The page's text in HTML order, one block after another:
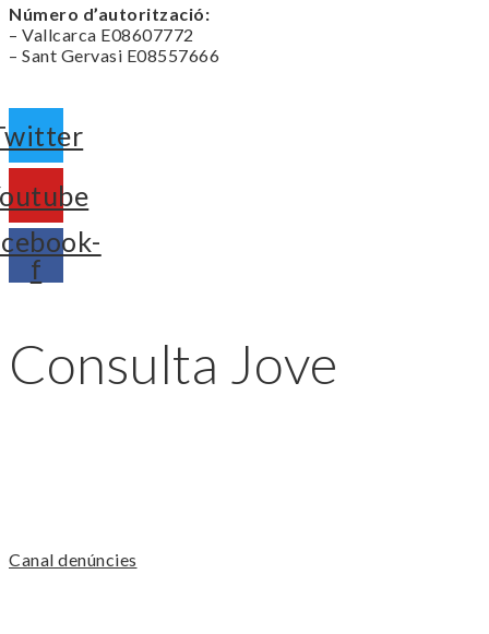
Número d’autorització:
– Vallcarca E08607772
– Sant Gervasi E08557666
f
Consulta Jove
Canal denúncies